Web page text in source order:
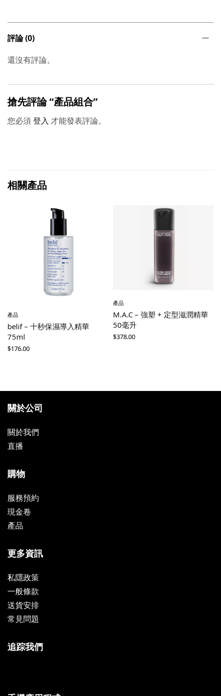
評論 (0)
還沒有評論。
搶先評論 “產品組合”
您必須登入 才能發表評論。
相關產品
產品
belif – 十秒保濕導入精華
75ml
$176.00
產品
M.A.C – 強塑 + 定型滋潤精華
50毫升
$378.00
關於公司
關於我們
直播
購物
服務預約
現金卷
產品
更多資訊
私隱政策
一般條款
送貨安排
常見問題
追踪我們